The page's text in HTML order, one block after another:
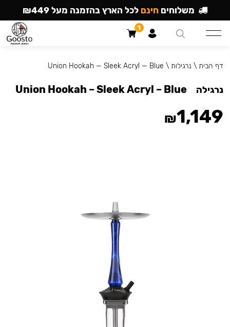
דף הבית \ נרגילות \
Union Hookah — Sleek Acryl — Blue
נרגילה Union Hookah – Sleek Acryl – Blue
₪1,149
משלוחים חינם לכל הארץ בהזמנה מעל ₪449
1